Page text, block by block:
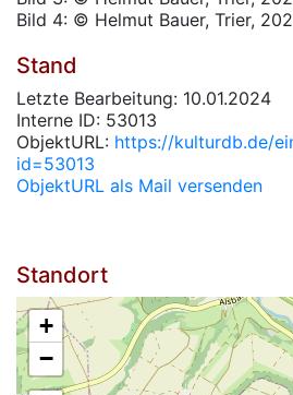
Bild 4: © Helmut Bauer, Trier,
Stand
Letzte Bearbeitung: 10.01.2024
Interne ID: 53013
ObjektURL: https://kulturdb.de/
id=53013
ObjektURL als Mail versenden
Standort
+
−